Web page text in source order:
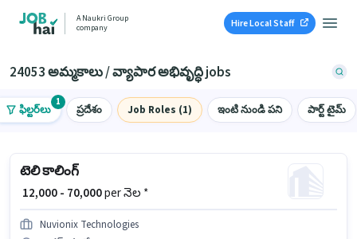
A Naukri Group
company
Hire Local Staff
24053 అమ్మకాలు / వ్యాపార అభివృద్ధి jobs
ఫిల్టర్‌లు
1
ప్రదేశం Job Roles (1) ఇంటి నుండి పని పార్ట్ టైమ్
టెలి కాలింగ్
₹ 12,000 - 70,000per నెల *
Nuvionix Technologies